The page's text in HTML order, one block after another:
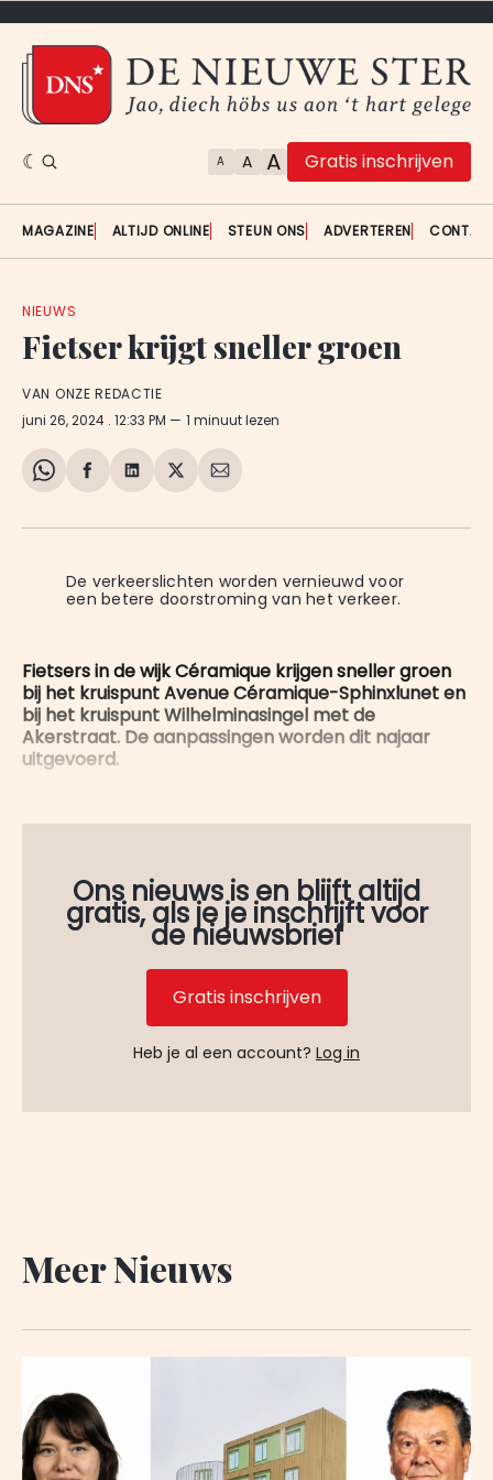
A A A Gratis inschrijven
MAGAZINE ALTIJD ONLINE STEUN ONS ADVERTEREN
NIEUWS
Fietser krijgt sneller groen
VAN ONZE REDACTIE
juni 26, 2024 . 12:33 PM 1 minuut lezen
Share
WhatsApp
Delen
Facebook
Delen
LinkedIn
Share
X
Deel
E-
De verkeerslichten worden vernieuwd voor
een betere doorstroming van het verkeer.
Fietsers in de wijk Céramique krijgen sneller groen
bij het kruispunt Avenue Céramique-Sphinxlunet en
bij het kruispunt Wilhelminasingel met de
Akerstraat. De aanpassingen worden dit najaar
uitgevoerd.
Ons nieuws is en blijft altijd
gratis, als je je inschrijft voor
de nieuwsbrief
Gratis inschrijven
Heb je al een account? Log in
Meer Nieuws